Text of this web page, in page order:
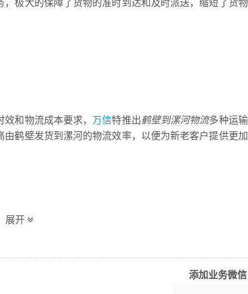
极大的保障了货物的准时到达和及时派送，缩短了货
和物流成本要求， 万信特推出鹤壁到漯河物流多种运输
鹤壁发货到漯河的物流效率，以便为新老客户提供更
，仓储物流配送，产品物流，项目物流，并提供上门取
展开
添加业务微信